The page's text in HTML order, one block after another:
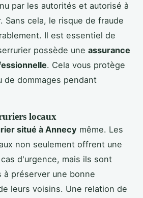
par les autorités et autorisé à
Sans cela, le risque de fraude
Il est essentiel de
possède une assurance
. Cela vous protège
de dommages pendant
locaux
situé à Annecy même. Les
non seulement offrent une
d'urgence, mais ils sont
à préserver une bonne
leurs voisins. Une relation de